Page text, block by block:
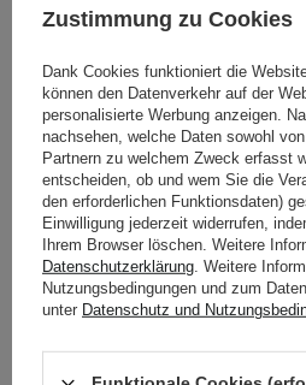
2,95 €
IN DEN WARENKORB
Zustimmung zu Cookies
Dank Cookies funktioniert die
können den Datenverkehr auf der
personalisierte Werbung anzeigen.
nachsehen, welche Daten sowohl
Partnern zu welchem Zweck erfasst
entscheiden, ob und wem Sie die
den erforderlichen Funktionsdaten)
Einwilligung jederzeit widerrufen,
Ihrem Browser löschen. Weitere
Datenschutzerklärung . Weitere
Nutzungsbedingungen und zum
unter Datenschutz und